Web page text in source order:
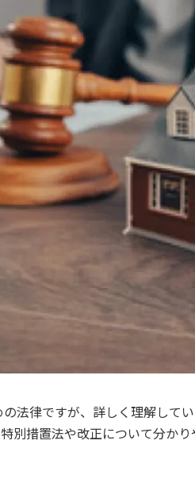
法律ですが、詳しく理解して
別措置法や改正について分か